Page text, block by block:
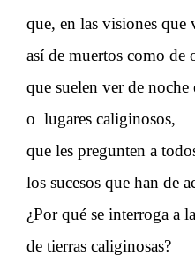
que, en las visiones que
así de muertos como de
que suelen ver de noche
o lugares caliginosos,
que les pregunten a
los sucesos que han de
¿Por qué se interroga a
de tierras caliginosas?